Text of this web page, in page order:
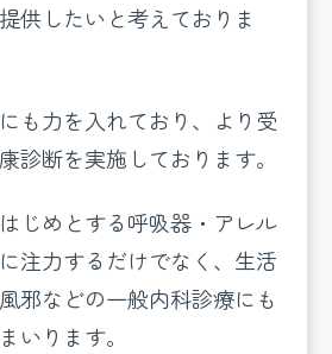
供したいと考えておりま
も力を入れており、より受
診断を実施しております。
じめとする呼吸器・アレル
注力するだけでなく、生活
邪などの一般内科診療にも
いります。